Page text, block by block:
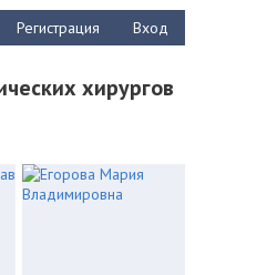
Регистрация Вход
хирургов